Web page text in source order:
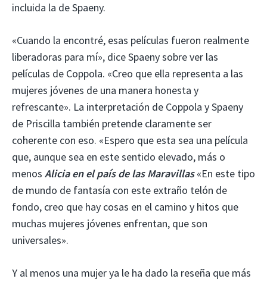
incluida la de Spaeny.
«Cuando la encontré, esas películas fueron realmente
liberadoras para mí», dice Spaeny sobre ver las
películas de Coppola. «Creo que ella representa a las
mujeres jóvenes de una manera honesta y
refrescante». La interpretación de Coppola y Spaeny
de Priscilla también pretende claramente ser
coherente con eso. «Espero que esta sea una película
que, aunque sea en este sentido elevado, más o
menos Alicia en el país de las Maravillas«En este tipo
de mundo de fantasía con este extraño telón de
fondo, creo que hay cosas en el camino y hitos que
muchas mujeres jóvenes enfrentan, que son
universales».
Y al menos una mujer ya le ha dado la reseña que más